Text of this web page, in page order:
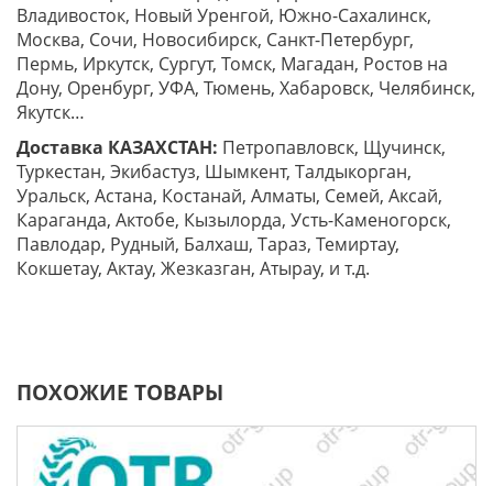
Владивосток, Новый Уренгой, Южно-Сахалинск,
Москва, Сочи, Новосибирск, Санкт-Петербург,
Пермь, Иркутск, Сургут, Томск, Магадан, Ростов на
Дону, Оренбург, УФА, Тюмень, Хабаровск, Челябинск,
Якутск…
Доставка КАЗАХСТАН: Петропавловск, Щучинск,
Туркестан, Экибастуз, Шымкент, Талдыкорган,
Уральск, Астана, Костанай, Алматы, Семей, Аксай,
Караганда, Актобе, Кызылорда, Усть-Каменогорск,
Павлодар, Рудный, Балхаш, Тараз, Темиртау,
Кокшетау, Актау, Жезказган, Атырау, и т.д.
ПОХОЖИЕ ТОВАРЫ